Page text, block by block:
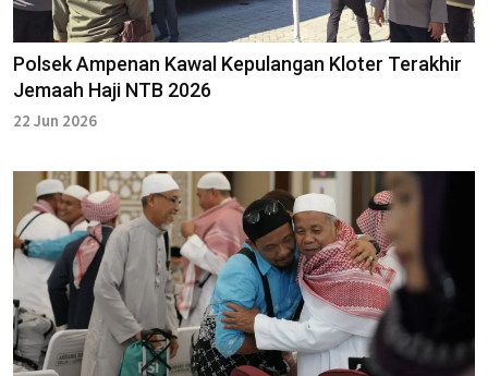
Polsek Ampenan Kawal Kepulangan Kloter Terakhir
Jemaah Haji NTB 2026
22 Jun 2026